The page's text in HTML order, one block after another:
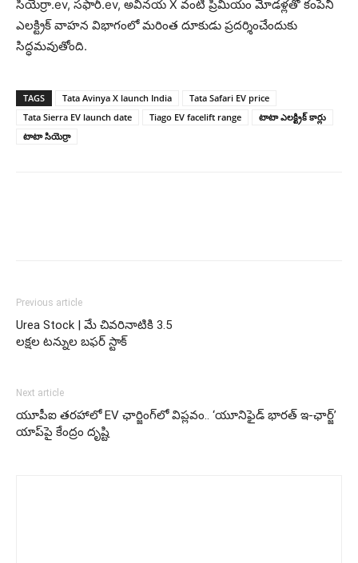
సియెర్రా.ev, సఫారీ.ev, అవినయ X వంటి ప్రీమియం మోడళ్లతో కంపెనీ
ఎలక్ట్రిక్ వాహన విభాగంలో మరింత దూకుడు ప్రదర్శించేందుకు
సిద్ధమవుతోంది.
TAGS Tata Avinya X launch India
Tata Safari EV price
Tata Sierra EV launch date
Tiago EV facelift range
టాటా ఎలక్ట్రిక్ కార్లు
టాటా సియెర్రా
Previous article
Urea Stock | మే చివరినాటికి 3.5
లక్షల టన్నుల బఫర్ స్టాక్
Next article
యూపీఐ తరహాలో EV ఛార్జింగ్‌లో విప్లవం.. ‘యూనిఫైడ్ భారత్ ఇ-ఛార్జ్’
యాప్‌పై కేంద్రం దృష్టి